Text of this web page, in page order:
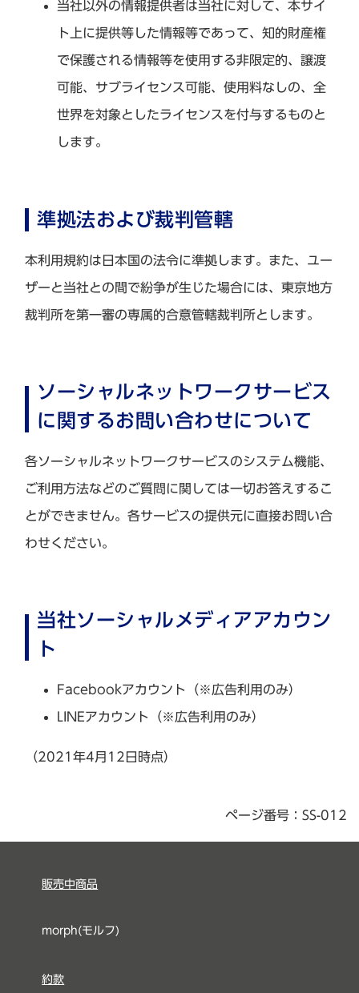
当社以外の情報提供者は当社に対して、本サイ
ト上に提供等した情報等であって、知的財産権
で保護される情報等を使用する非限定的、譲渡
可能、サブライセンス可能、使用料なしの、全
世界を対象としたライセンスを付与するものと
します。
準拠法および裁判管轄
本利用規約は日本国の法令に準拠します。また、ユー
ザーと当社との間で紛争が生じた場合には、東京地方
裁判所を第一審の専属的合意管轄裁判所とします。
ソーシャルネットワークサービス
に関するお問い合わせについて
各ソーシャルネットワークサービスのシステム機能、
ご利用方法などのご質問に関しては一切お答えするこ
とができません。各サービスの提供元に直接お問い合
わせください。
当社ソーシャルメディアアカウン
ト
Facebookアカウント（※広告利用のみ）
LINEアカウント（※広告利用のみ）
（2021年4月12日時点）
ページ番号：SS-012
販売中商品
morph(モルフ)
約款